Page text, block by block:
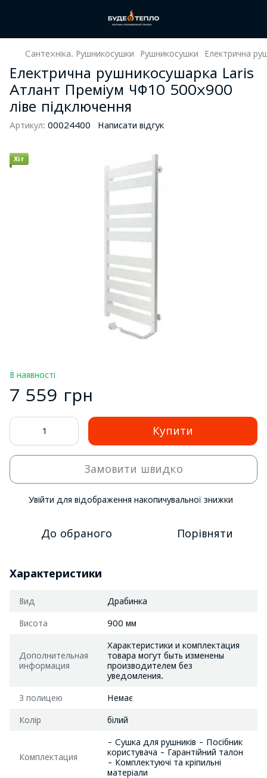
Сантехніка. Рушникосушки Рушникосушки Електрична
Електрична рушникосушарка Laris
Атлант Преміум ЧФ10 500х900
ліве підключення
Артикул: 00024400 Написати відгук
Хіт
В наявності
7 559 грн
Купити
Замовити швидко
Увійти для відображення накопичувальної знижки
До обраного Порівняти
Характеристики
Вид Драбинка
Висота 900 мм
Дополнительная
информация
Характеристики и комплектация
товара могут быть изменены
производителем без
уведомления.
З полицею Немає
Колір білий
Комплектация
- Сушка для рушників - Посібник
користувача - Гарантійний талон
- Комплектуючі та кріпильні
матеріали